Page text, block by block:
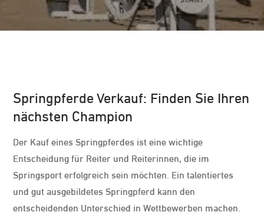
Springpferde Verkauf: Finden Sie Ihren
nächsten Champion
Der Kauf eines Springpferdes ist eine wichtige
Entscheidung für Reiter und Reiterinnen, die im
Springsport erfolgreich sein möchten. Ein talentiertes
und gut ausgebildetes Springpferd kann den
entscheidenden Unterschied in Wettbewerben machen.